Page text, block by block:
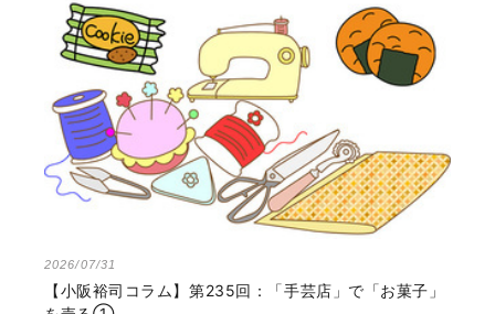
2026/07/31
【小阪裕司コラム】第235回：「手芸店」で「お菓子」